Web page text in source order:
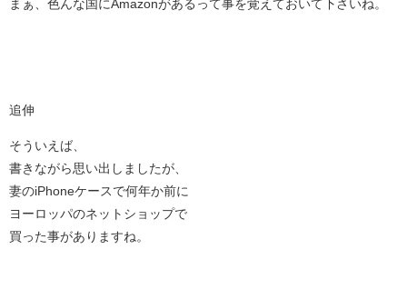
まぁ、色んな国にAmazonがあるって事を覚えておいて下さいね。
追伸
そういえば、
書きながら思い出しましたが、
妻のiPhoneケースで何年か前に
ヨーロッパのネットショップで
買った事がありますね。